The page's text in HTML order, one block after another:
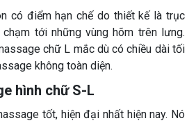
có điểm hạn chế do thiết kế là trục
tới những vùng hõm trên lưng.
chữ L mắc dù có chiều dài tối
không toàn diện.
hình chữ S-L
tốt, hiện đại nhất hiện nay. Nó